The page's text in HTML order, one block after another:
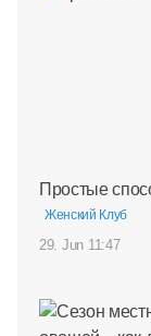
Простые
Женский Клуб
29. Jun 11:47